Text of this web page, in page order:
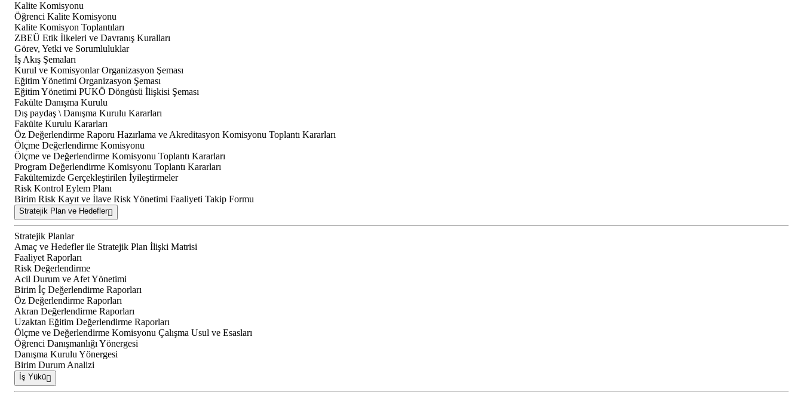
Kalite Komisyonu
Öğrenci Kalite Komisyonu
Kalite Komisyon Toplantıları
ZBEÜ Etik İlkeleri ve Davranış Kuralları
Görev, Yetki ve Sorumluluklar
İş Akış Şemaları
Kurul ve Komisyonlar Organizasyon Şeması
Eğitim Yönetimi Organizasyon Şeması
Eğitim Yönetimi PUKÖ Döngüsü İlişkisi Şeması
Fakülte Danışma Kurulu
Dış paydaş \ Danışma Kurulu Kararları
Fakülte Kurulu Kararları
Öz Değerlendirme Raporu Hazırlama ve Akreditasyon Komisyonu Toplantı Kararları
Ölçme Değerlendirme Komisyonu
Ölçme ve Değerlendirme Komisyonu Toplantı Kararları
Program Değerlendirme Komisyonu Toplantı Kararları
Fakültemizde Gerçekleştirilen İyileştirmeler
Risk Kontrol Eylem Planı
Birim Risk Kayıt ve İlave Risk Yönetimi Faaliyeti Takip Formu
Stratejik Plan ve Hedefler
Stratejik Planlar
Amaç ve Hedefler ile Stratejik Plan İlişki Matrisi
Faaliyet Raporları
Risk Değerlendirme
Acil Durum ve Afet Yönetimi
Birim İç Değerlendirme Raporları
Öz Değerlendirme Raporları
Akran Değerlendirme Raporları
Uzaktan Eğitim Değerlendirme Raporları
Ölçme ve Değerlendirme Komisyonu Çalışma Usul ve Esasları
Öğrenci Danışmanlığı Yönergesi
Danışma Kurulu Yönergesi
Birim Durum Analizi
İş Yükü